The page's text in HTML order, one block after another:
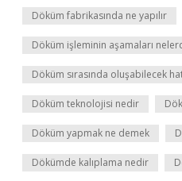
Döküm fabrikasında ne yapılır
Döküm işleminin aşamaları
Döküm sırasında oluşabilecek
Döküm teknolojisi nedir
Döküm yapmak ne demek
Dökümde kalıplama nedir